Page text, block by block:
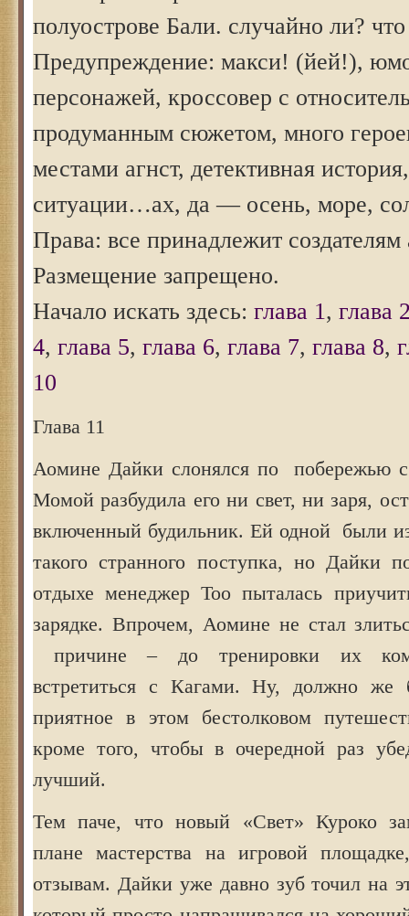
полуострове Бали. случайно ли?
Предупреждение: макси! (йей!),
персонажей, кроссовер с
продуманным сюжетом, много
местами агнст, детективная
ситуации…ах, да — осень, море,
Права: все принадлежит
Размещение запрещено.
Начало искать здесь: глава 1 , глава
4, глава 5, глава 6, глава 7, глава 8,
10
Глава 11
Аомине Дайки слонялся по побережью
Момой разбудила его ни свет, ни заря,
включенный будильник. Ей одной были
такого странного поступка, но Дайки
отдыхе менеджер Тоо пыталась
зарядке. Впрочем, Аомине не стал
причине – до тренировки их
встретиться с Кагами. Ну, должно же
приятное в этом бестолковом
кроме того, чтобы в очередной раз
лучший.
Тем паче, что новый «Свет» Куроко
плане мастерства на игровой
отзывам. Дайки уже давно зуб точил на